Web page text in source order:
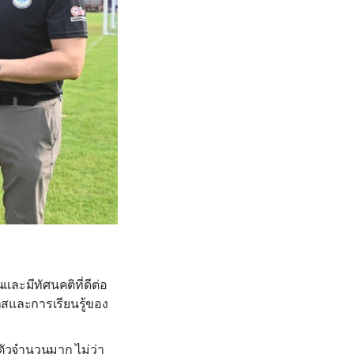
และมีทัศนคติที่ดีต่อ
ละการเรียนรู้ของ
วจำนวนมาก ไม่ว่า